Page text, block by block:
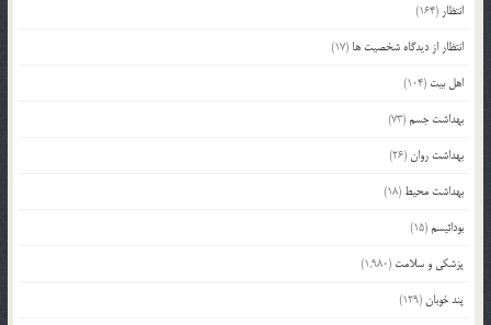
انتظار (164)
انتظار از دیدگاه شخصیت ها (17)
اهل بیت (104)
بهداشت جسم(73)
بهداشت روان(26)
بهداشت محیط (18)
بودائیسم(15)
پزشکی و سلامت (1,980)
پند خوبان(129)